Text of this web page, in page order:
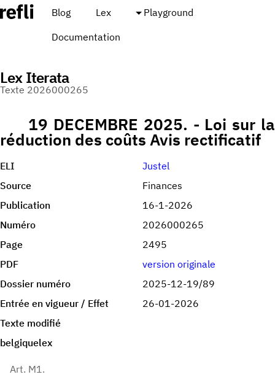
Blog Lex
Playground
Documentation
Lex Iterata
Texte 2026000265
19 DECEMBRE 2025. - Loi sur la
réduction des coûts Avis rectificatif
ELI
Justel
Source
Finances
Publication
16-1-2026
Numéro
2026000265
Page
2495
PDF
version originale
Dossier numéro
2025-12-19/89
Entrée en vigueur / Effet
26-01-2026
Texte modifié
belgiquelex
Art. M1.